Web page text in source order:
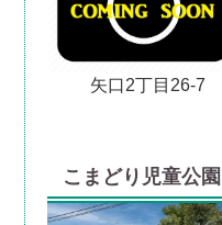
矢口2丁目26-7
こまどり児童公園